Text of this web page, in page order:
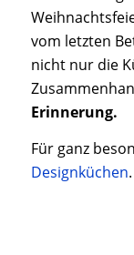
vom letzten
nicht nur die
Erinnerung.
Für ganz
Designküchen.